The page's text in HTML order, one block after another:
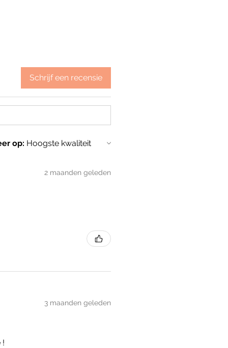
Schrijf een recensie
op:
2 maanden geleden
3 maanden geleden
!